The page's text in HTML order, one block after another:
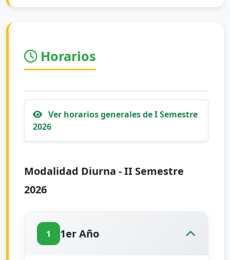
Horarios
Ver horarios generales de I Semestre
2026
Modalidad Diurna - II Semestre
2026
1 1er Año